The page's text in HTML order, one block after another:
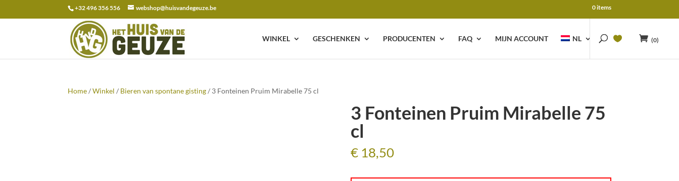
+32 496 356 556 webshop@huisvandegeuze.be 0 items
WINKEL GESCHENKEN PRODUCENTEN FAQ MIJN ACCOUNT NL (0)
Zoeken
naar:
Home/Winkel / Bieren van spontane gisting/ 3 Fonteinen Pruim Mirabelle 75 cl
3 Fonteinen Pruim Mirabelle 75
cl
€18,50